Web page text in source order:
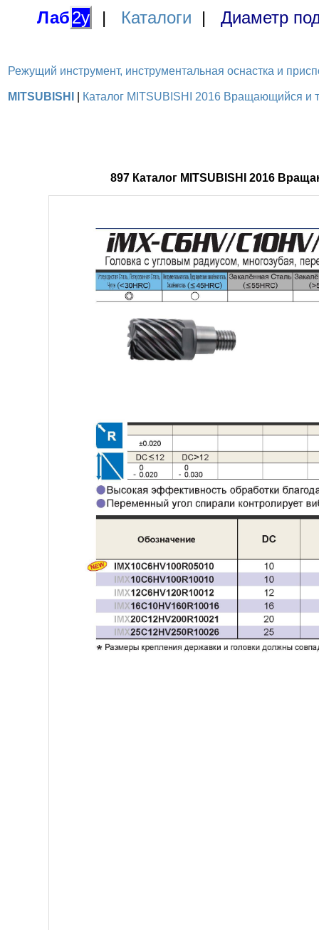
Лаб2у | Каталоги | Диаметр
Режущий инструмент, инструментальная оснастка и
MITSUBISHI Каталог MITSUBISHI 2016 Вращающийся и
897 Каталог MITSUBISHI 2016